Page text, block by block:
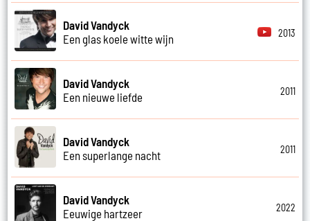
David Vandyck
Een glas koele witte wijn
2013
David Vandyck
Een nieuwe liefde
2011
David Vandyck
Een superlange nacht
2011
David Vandyck
Eeuwige hartzeer
2022